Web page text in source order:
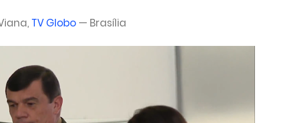
TV Globo— Brasília